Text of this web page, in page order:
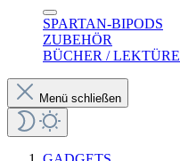
SPARTAN-BIPODS
ZUBEHÖR
BÜCHER / LEKTÜRE
Menü schließen